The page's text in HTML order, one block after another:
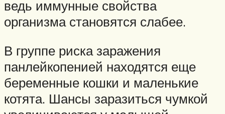
ведь иммунные свойства
организма становятся слабее.
В группе риска заражения
панлейкопенией находятся еще
беременные кошки и маленькие
котята. Шансы заразиться чумкой